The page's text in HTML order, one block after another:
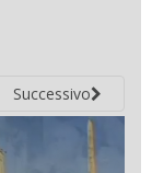
Successivo